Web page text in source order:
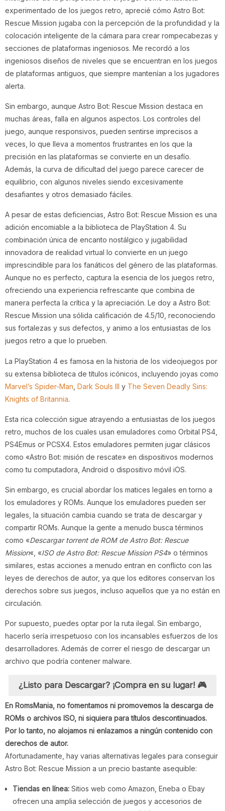
experimentado de los juegos retro, aprecié cómo Astro Bot:
Rescue Mission jugaba con la percepción de la profundidad y la
colocación inteligente de la cámara para crear rompecabezas y
secciones de plataformas ingeniosos. Me recordó a los
ingeniosos diseños de niveles que se encuentran en los juegos
de plataformas antiguos, que siempre mantenían a los jugadores
alerta.
Sin embargo, aunque Astro Bot: Rescue Mission destaca en
muchas áreas, falla en algunos aspectos. Los controles del
juego, aunque responsivos, pueden sentirse imprecisos a
veces, lo que lleva a momentos frustrantes en los que la
precisión en las plataformas se convierte en un desafío.
Además, la curva de dificultad del juego parece carecer de
equilibrio, con algunos niveles siendo excesivamente
desafiantes y otros demasiado fáciles.
A pesar de estas deficiencias, Astro Bot: Rescue Mission es una
adición encomiable a la biblioteca de PlayStation 4. Su
combinación única de encanto nostálgico y jugabilidad
innovadora de realidad virtual lo convierte en un juego
imprescindible para los fanáticos del género de las plataformas.
Aunque no es perfecto, captura la esencia de los juegos retro,
ofreciendo una experiencia refrescante que combina de
manera perfecta la crítica y la apreciación. Le doy a Astro Bot:
Rescue Mission una sólida calificación de 4.5/10, reconociendo
sus fortalezas y sus defectos, y animo a los entusiastas de los
juegos retro a que lo prueben.
La PlayStation 4 es famosa en la historia de los videojuegos por
su extensa biblioteca de títulos icónicos, incluyendo joyas como
Marvel’s Spider-Man Dark Souls III y The Seven Deadly Sins:
Knights of Britannia.
Esta rica colección sigue atrayendo a entusiastas de los juegos
retro, muchos de los cuales usan emuladores como Orbital PS4,
PS4Emus or PCSX4. Estos emuladores permiten jugar clásicos
como «Astro Bot: misión de rescate» en dispositivos modernos
como tu computadora, Android o dispositivo móvil iOS.
Sin embargo, es crucial abordar los matices legales en torno a
los emuladores y ROMs. Aunque los emuladores pueden ser
legales, la situación cambia cuando se trata de descargar y
compartir ROMs. Aunque la gente a menudo busca términos
como «Descargar torrent de ROM de Astro Bot: Rescue
Mission«, «ISO de Astro Bot: Rescue Mission PS4» o términos
similares, estas acciones a menudo entran en conflicto con las
leyes de derechos de autor, ya que los editores conservan los
derechos sobre sus juegos, incluso aquellos que ya no están en
circulación.
Por supuesto, puedes optar por la ruta ilegal. Sin embargo,
hacerlo sería irrespetuoso con los incansables esfuerzos de los
desarrolladores. Además de correr el riesgo de descargar un
archivo que podría contener malware.
¿Listo para Descargar? ¡Compra en su lugar! 🎮
En RomsMania, no fomentamos ni promovemos la descarga de
ROMs o archivos ISO, ni siquiera para títulos descontinuados.
Por lo tanto, no alojamos ni enlazamos a ningún contenido con
derechos de autor.
Afortunadamente, hay varias alternativas legales para conseguir
Astro Bot: Rescue Mission a un precio bastante asequible:
Tiendas en línea: Sitios web como Amazon, Eneba o Ebay
ofrecen una amplia selección de juegos y accesorios de